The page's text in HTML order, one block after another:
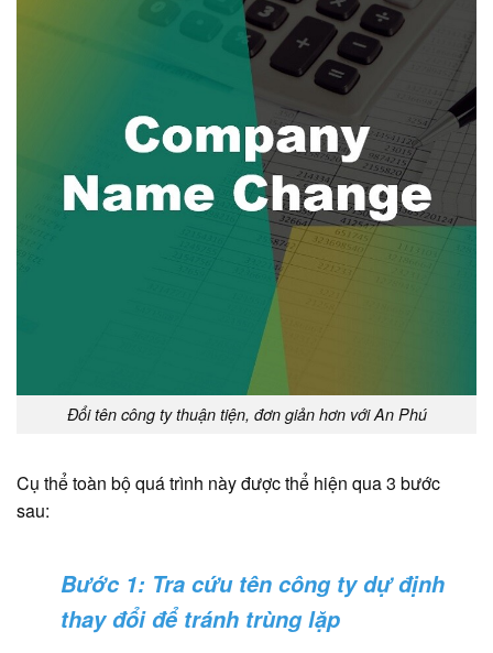
Đổi tên công ty thuận tiện, đơn giản hơn với An Phú
Cụ thể toàn bộ quá trình này được thể hiện qua 3 bước
sau:
Bước 1: Tra cứu tên công ty dự định
thay đổi để tránh trùng lặp